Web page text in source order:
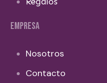
EMPRESA
Nosotros
Contacto